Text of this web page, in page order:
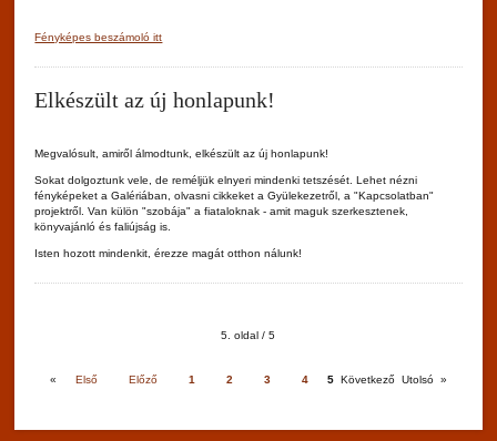
Fényképes beszámoló itt
Elkészült az új honlapunk!
Megvalósult, amiről álmodtunk, elkészült az új honlapunk!
Sokat dolgoztunk vele, de reméljük elnyeri mindenki tetszését. Lehet nézni
fényképeket a Galériában, olvasni cikkeket a Gyülekezetről, a "Kapcsolatban"
projektről. Van külön "szobája" a fiataloknak - amit maguk szerkesztenek,
könyvajánló és faliújság is.
Isten hozott mindenkit, érezze magát otthon nálunk!
5. oldal / 5
« Első Előző 1 2 3 4 5 Következő Utolsó »